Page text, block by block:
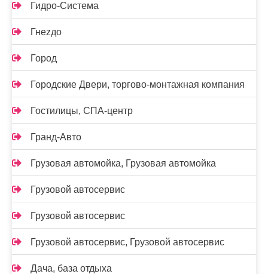
Гидро-Система
Гнеzдо
Город
Городские Двери, торгово-монтажная компания
Гостилицы, СПА-центр
Гранд-Авто
Грузовая автомойка, Грузовая автомойка
Грузовой автосервис
Грузовой автосервис
Грузовой автосервис, Грузовой автосервис
Дача, база отдыха